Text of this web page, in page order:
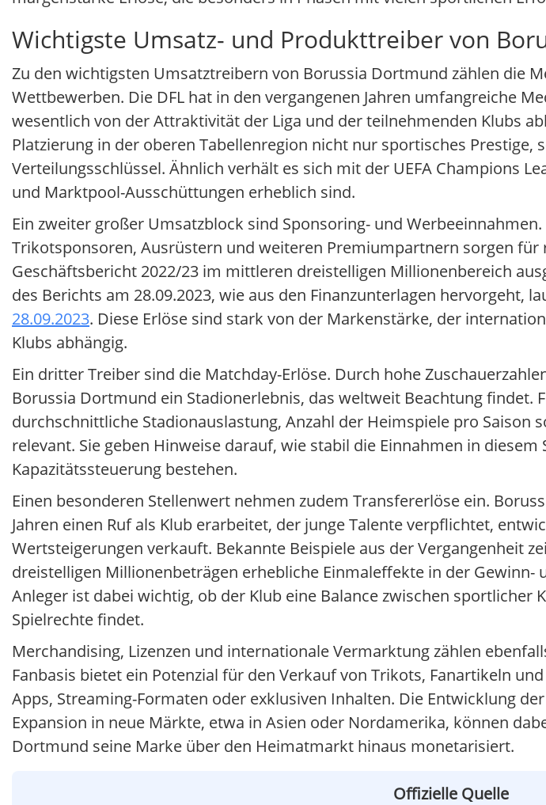
Wichtigste Umsatz- und Produkttreiber von
Zu den wichtigsten Umsatztreibern von Borussia Dortmund zählen die
Wettbewerben. Die DFL hat in den vergangenen Jahren umfangreiche
wesentlich von der Attraktivität der Liga und der teilnehmenden Klubs
Platzierung in der oberen Tabellenregion nicht nur sportisches Prestige,
Verteilungsschlüssel. Ähnlich verhält es sich mit der UEFA Champions
und Marktpool-Ausschüttungen erheblich sind.
Ein zweiter großer Umsatzblock sind Sponsoring- und
Trikotsponsoren, Ausrüstern und weiteren Premiumpartnern sorgen für
Geschäftsbericht 2022/23 im mittleren dreistelligen Millionenbereich
des Berichts am 28.09.2023, wie aus den Finanzunterlagen hervorgeht,
28.09.2023. Diese Erlöse sind stark von der Markenstärke, der
Klubs abhängig.
Ein dritter Treiber sind die Matchday-Erlöse. Durch hohe
Borussia Dortmund ein Stadionerlebnis, das weltweit Beachtung findet.
durchschnittliche Stadionauslastung, Anzahl der Heimspiele pro Saison
relevant. Sie geben Hinweise darauf, wie stabil die Einnahmen in
Kapazitätssteuerung bestehen.
Einen besonderen Stellenwert nehmen zudem Transfererlöse ein.
Jahren einen Ruf als Klub erarbeitet, der junge Talente verpflichtet,
Wertsteigerungen verkauft. Bekannte Beispiele aus der Vergangenheit
dreistelligen Millionenbeträgen erhebliche Einmaleffekte in der Gewinn-
Anleger ist dabei wichtig, ob der Klub eine Balance zwischen
Spielrechte findet.
Merchandising, Lizenzen und internationale Vermarktung zählen
Fanbasis bietet ein Potenzial für den Verkauf von Trikots, Fanartikeln
Apps, Streaming-Formaten oder exklusiven Inhalten. Die Entwicklung
Expansion in neue Märkte, etwa in Asien oder Nordamerika, können
Dortmund seine Marke über den Heimatmarkt hinaus monetarisiert.
Offizielle Quelle